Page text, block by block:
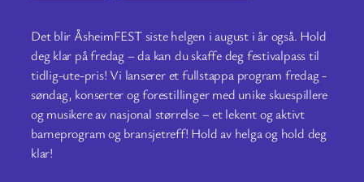
Det blir ÅsheimFEST siste helgen i august i år også. Hold
deg klar på fredag – da kan du skaffe deg festivalpass til
tidlig-ute-pris! Vi lanserer et fullstappa program fredag -
søndag, konserter og forestillinger med unike skuespillere
og musikere av nasjonal størrelse – et lekent og aktivt
barneprogram og bransjetreff! Hold av helga og hold deg
klar!